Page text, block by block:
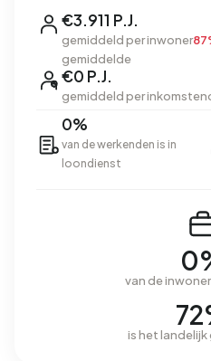
€3.911 P.J.
gemiddeld per inwoner
gemiddelde
€0 P.J.
gemiddeld per
0%
van de werkenden is in
loondienst
van de
is het